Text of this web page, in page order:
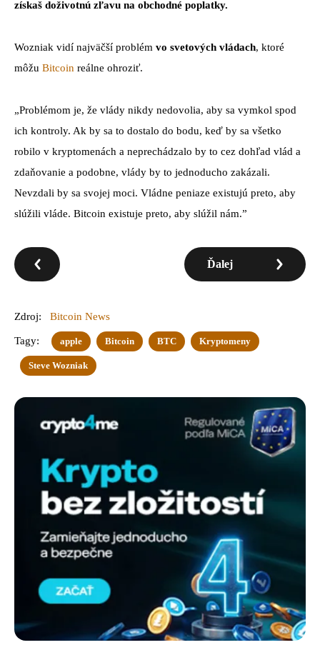
získaš doživotnú zľavu na obchodné poplatky.
Wozniak vidí najväčší problém vo svetových vládach, ktoré
môžu Bitcoin reálne ohroziť.
„Problémom je, že vlády nikdy nedovolia, aby sa vymkol spod
ich kontroly. Ak by sa to dostalo do bodu, keď by sa všetko
robilo v kryptomenách a neprechádzalo by to cez dohľad vlád a
zdaňovanie a podobne, vlády by to jednoducho zakázali.
Nevzdali by sa svojej moci. Vládne peniaze existujú preto, aby
slúžili vláde. Bitcoin existuje preto, aby slúžil nám.”
Ďalej
Zdroj: Bitcoin News
Tagy: apple Bitcoin BTC Kryptomeny
Steve Wozniak